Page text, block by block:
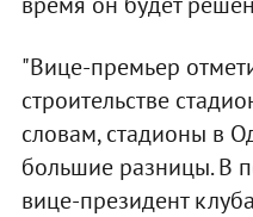
"Вице-премьер
строительстве
словам, стадионы в
большие разницы. В
вице-президент